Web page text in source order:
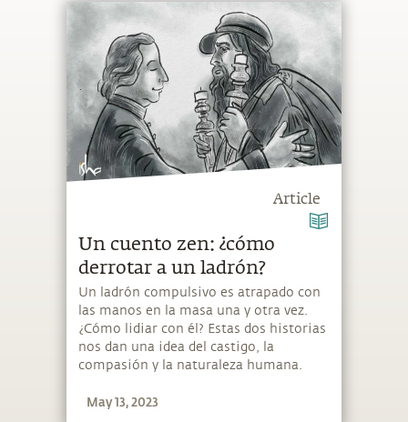
Article
Un cuento zen: ¿cómo
derrotar a un ladrón?
Un ladrón compulsivo es atrapado con
las manos en la masa una y otra vez.
¿Cómo lidiar con él? Estas dos historias
nos dan una idea del castigo, la
compasión y la naturaleza humana.
May 13, 2023